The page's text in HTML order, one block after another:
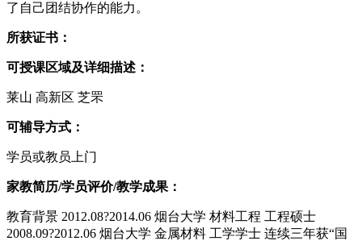
了自己团结协作的能力。
所获证书：
可授课区域及详细描述：
莱山 高新区 芝罘
可辅导方式：
学员或教员上门
家教简历/学员评价/教学成果：
教育背景 2012.08?2014.06 烟台大学 材料工程 工程硕士
2008.09?2012.06 烟台大学 金属材料 工学学士 连续三年获“国